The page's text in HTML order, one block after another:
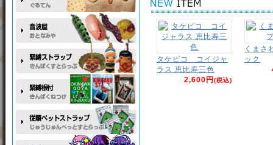
タケピコ コイジャ
ラス 恵比寿三色
2,600円(税込)
くまさ
ック